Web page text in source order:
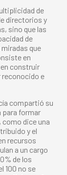
de
directorios y
sino que las
de
que
en
construir
reconocido e
compartió su
para formar
como dice una
y el
recursos
a un cargo
de los
100 no se